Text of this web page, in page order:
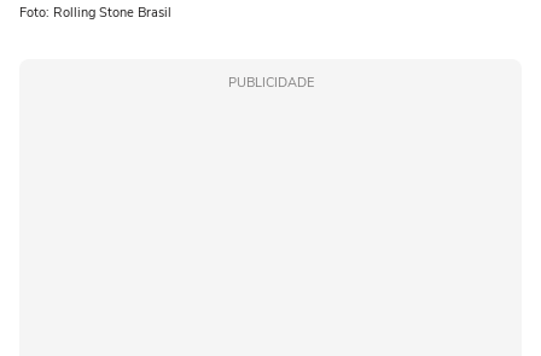
Foto: Rolling Stone Brasil
PUBLICIDADE